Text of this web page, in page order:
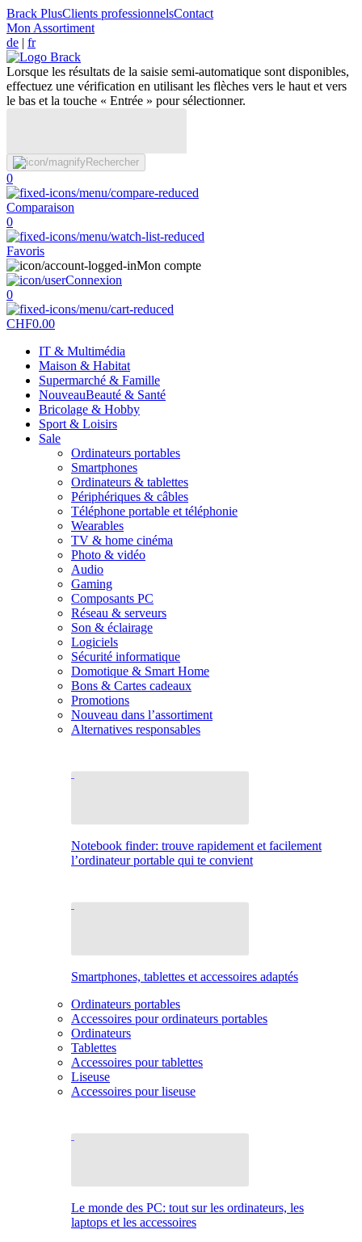
Brack PlusClients professionnelsContact
Mon Assortiment
de | fr
Lorsque les résultats de la saisie semi-automatique sont disponibles,
effectuez une vérification en utilisant les flèches vers le haut et vers
le bas et la touche « Entrée » pour sélectionner.
Rechercher
0
Comparaison
0
Favoris
Mon compte
Connexion
0
CHF0.00
IT & Multimédia
Maison & Habitat
Supermarché & Famille
NouveauBeauté & Santé
Bricolage & Hobby
Sport & Loisirs
Sale
Ordinateurs portables
Smartphones
Ordinateurs & tablettes
Périphériques & câbles
Téléphone portable et téléphonie
Wearables
TV & home cinéma
Photo & vidéo
Audio
Gaming
Composants PC
Réseau & serveurs
Son & éclairage
Logiciels
Sécurité informatique
Domotique & Smart Home
Bons & Cartes cadeaux
Promotions
Nouveau dans l’assortiment
Alternatives responsables
Notebook finder: trouve rapidement et facilement
l’ordinateur portable qui te convient
Smartphones, tablettes et accessoires adaptés
Ordinateurs portables
Accessoires pour ordinateurs portables
Ordinateurs
Tablettes
Accessoires pour tablettes
Liseuse
Accessoires pour liseuse
Le monde des PC: tout sur les ordinateurs, les
laptops et les accessoires